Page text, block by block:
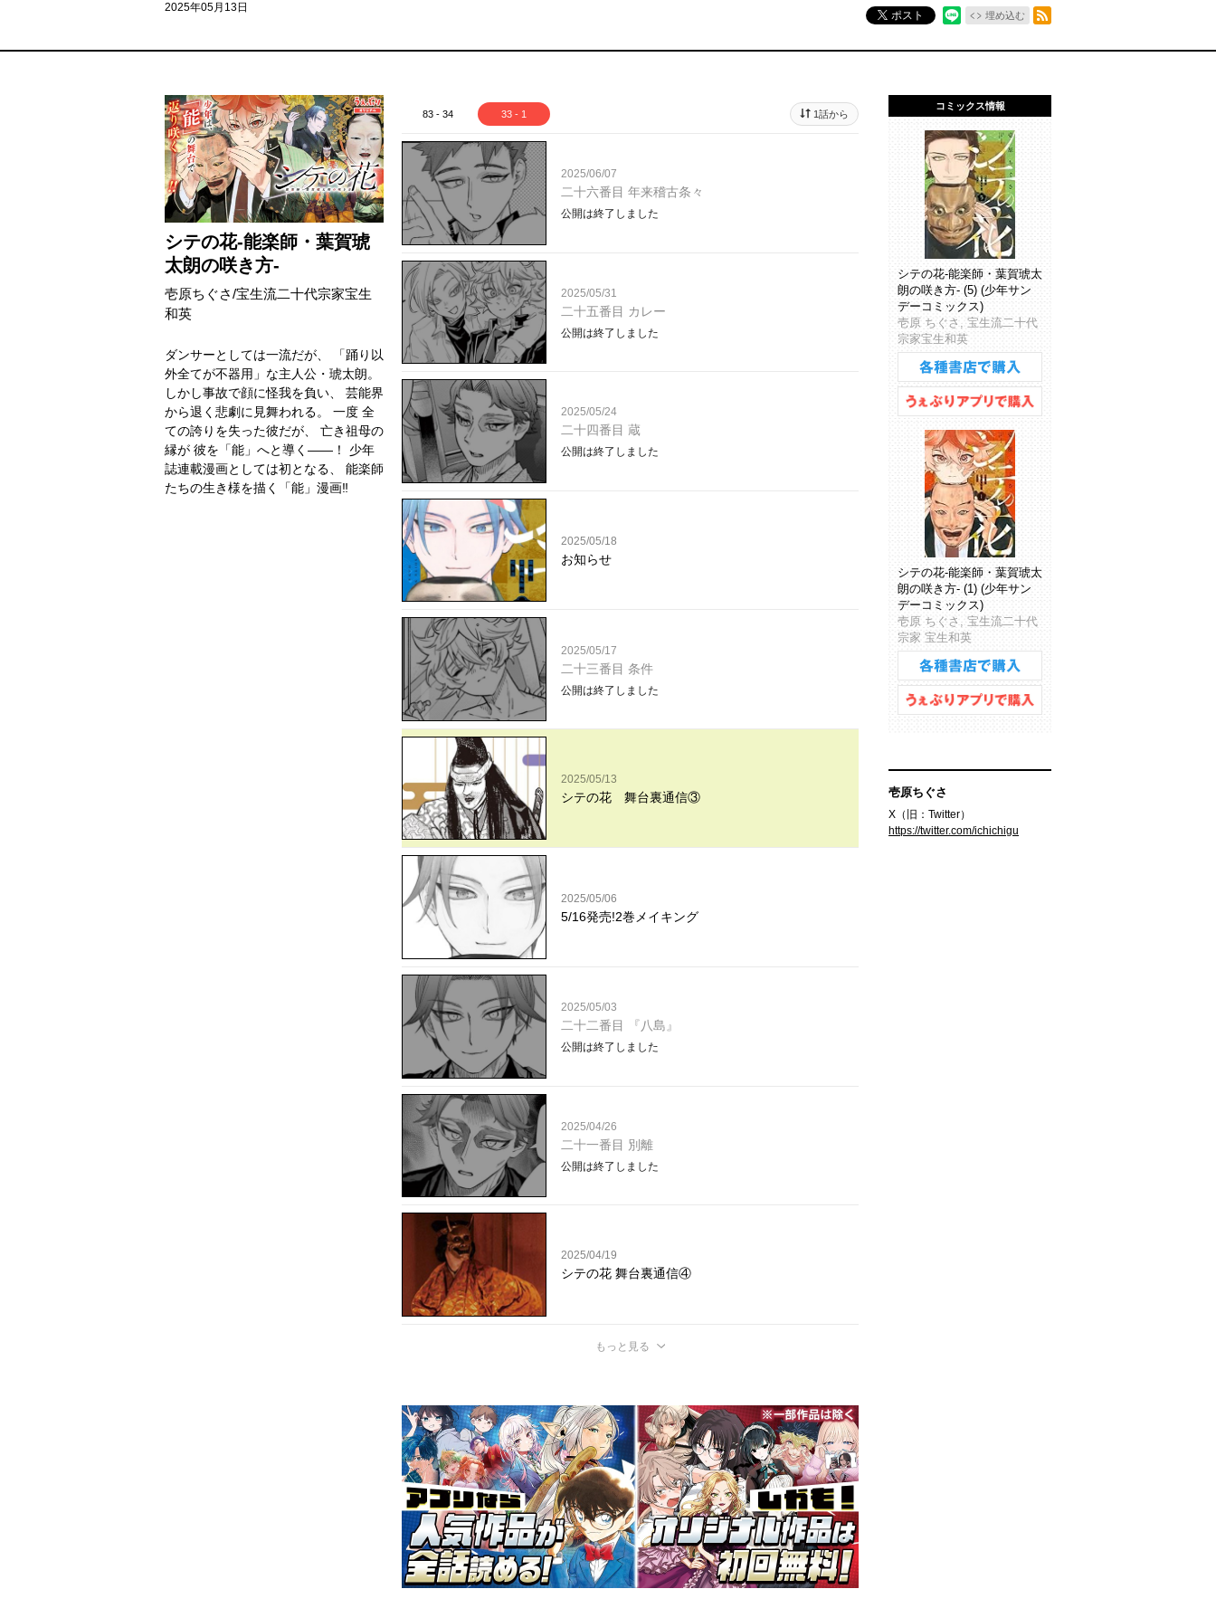
2025年05月13日
ポスト 埋め込む
シテの花-能楽師・葉賀琥
太朗の咲き方-
壱原ちぐさ/宝生流二十代宗家宝生
和英
ダンサーとしては一流だが、 「踊り以
外全てが不器用」な主人公・琥太朗。
しかし事故で顔に怪我を負い、 芸能界
から退く悲劇に見舞われる。 一度 全
ての誇りを失った彼だが、 亡き祖母の
縁が 彼を「能」へと導く――！ 少年
誌連載漫画としては初となる、 能楽師
たちの生き様を描く「能」漫画‼
83 - 34 33 - 1 1話から
2025/06/07
二十六番目 年来稽古条々
公開は終了しました
2025/05/31
二十五番目 カレー
公開は終了しました
2025/05/24
二十四番目 蔵
公開は終了しました
2025/05/18
お知らせ
2025/05/17
二十三番目 条件
公開は終了しました
2025/05/13
シテの花 舞台裏通信③
2025/05/06
5/16発売!2巻メイキング
2025/05/03
二十二番目 『八島』
公開は終了しました
2025/04/26
二十一番目 別離
公開は終了しました
2025/04/19
シテの花 舞台裏通信④
もっと見る
コミックス情報
シテの花-能楽師・葉賀琥太
朗の咲き方- (5) (少年サン
デーコミックス)
壱原 ちぐさ, 宝生流二十代
宗家宝生和英
シテの花-能楽師・葉賀琥太
朗の咲き方- (1) (少年サン
デーコミックス)
壱原 ちぐさ, 宝生流二十代
宗家 宝生和英
壱原ちぐさ
X（旧：Twitter）
https://twitter.com/ichichigu